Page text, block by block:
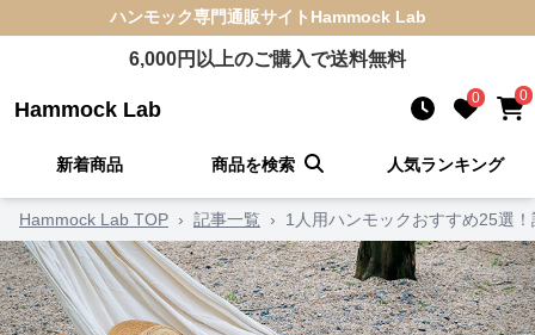
ハンモック専門通販サイト Hammock Lab
6,000円以上のご購入で送料無料
Hammock Lab 0 0
新着商品 商品を検索 人気ランキング
Hammock Lab TOP › 記事一覧 › 1人用ハンモックおすすめ25選